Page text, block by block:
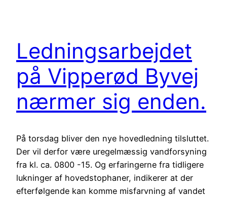
Ledningsarbejdet
på Vipperød Byvej
nærmer sig enden.
På torsdag bliver den nye hovedledning tilsluttet.
Der vil derfor være uregelmæssig vandforsyning
fra kl. ca. 0800 -15. Og erfaringerne fra tidligere
lukninger af hovedstophaner, indikerer at der
efterfølgende kan komme misfarvning af vandet